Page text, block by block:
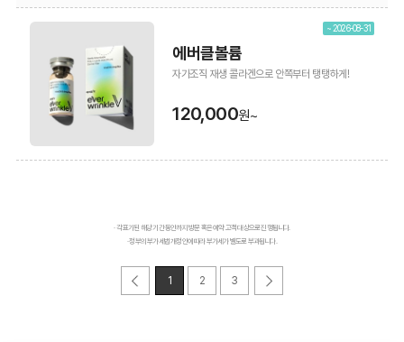
에버클볼륨
자가조직 재생 콜라겐으로 안쪽부터 탱탱하게!
~ 2026-08-31
120,000원~
· 각 표기된 해당 기간 동안까지 방문 혹은 예약 고객 대상으로 진행됩니다.
· 정부의 부가세법 개정안에 따라 부가세가 별도로 부과됩니다.
1 2 3